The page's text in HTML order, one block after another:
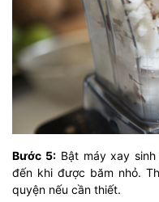
Bước 5:Bật máy xay
đến khi được băm nhỏ.
quyện nếu cần thiết.